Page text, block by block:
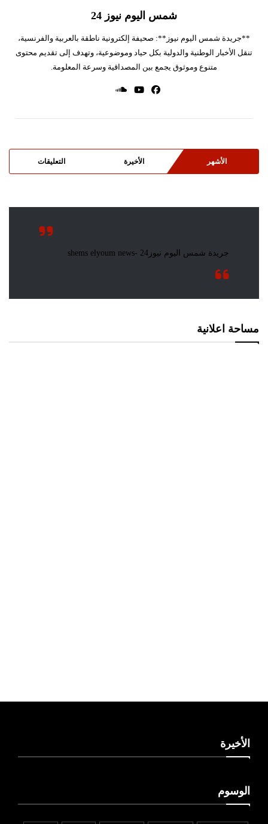
شمس اليوم نيوز 24
**جريدة شمس اليوم نيوز**: صحيفة إلكترونية ناطقة بالعربية والفرنسية،
تنقل الأخبار الوطنية والدولية بكل حياد وموضوعية، وتهدف إلى تقديم محتوى
متنوع وموثوق يجمع بين المصداقية وسرعة المعلومة.
الأشهر الأخيرة التعليقات
مساحة اعلانية
الأخيرة
الوسوم